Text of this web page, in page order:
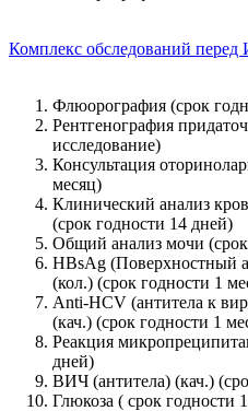
Комплекс обследований
Флюорография (срок
Рентгенография
исследование)
Консультация
месяц)
Клинический анализ
(срок годности 14 дней)
Общий анализ мочи
HBsAg (Поверхностный
(кол.) (срок годности 1
Anti-HCV (антитела к
(кач.) (срок годности 1
Реакция
дней)
ВИЧ (антитела) (кач.)
Глюкоза ( срок годности